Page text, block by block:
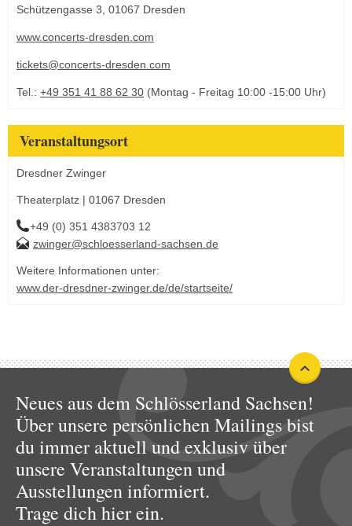
Schützengasse 3, 01067 Dresden
www.concerts-dresden.com
tickets@concerts-dresden.com
Tel.: +49 351 41 88 62 30 (Montag - Freitag 10:00 -15:00 Uhr)
Veranstaltungsort
Dresdner Zwinger
Theaterplatz | 01067 Dresden
+49 (0) 351 4383703 12
zwinger@schloesserland-sachsen.de
Weitere Informationen unter:
www.der-dresdner-zwinger.de/de/startseite/
Neues aus dem Schlösserland Sachsen!
Über unsere persönlichen Mailings bist
du immer aktuell und exklusiv über
unsere Veranstaltungen und
Ausstellungen informiert.
Trage dich hier ein.